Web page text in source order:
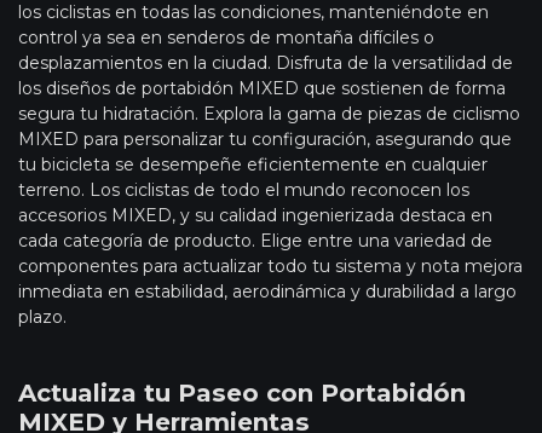
los ciclistas en todas las condiciones, manteniéndote en
control ya sea en senderos de montaña difíciles o
desplazamientos en la ciudad. Disfruta de la versatilidad de
los diseños de portabidón MIXED que sostienen de forma
segura tu hidratación. Explora la gama de piezas de ciclismo
MIXED para personalizar tu configuración, asegurando que
tu bicicleta se desempeñe eficientemente en cualquier
terreno. Los ciclistas de todo el mundo reconocen los
accesorios MIXED, y su calidad ingenierizada destaca en
cada categoría de producto. Elige entre una variedad de
componentes para actualizar todo tu sistema y nota mejora
inmediata en estabilidad, aerodinámica y durabilidad a largo
plazo.
Actualiza tu Paseo con Portabidón
MIXED y Herramientas